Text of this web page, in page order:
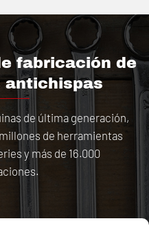
fabricación de
antichispas
de última generación,
de herramientas
y más de 16.000